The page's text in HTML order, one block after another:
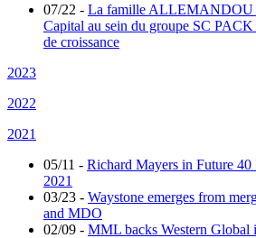
07/22 - La famille ALLEMANDOU
Capital au sein du groupe SC
de croissance
2023
2022
2021
05/11 - Richard Mayers in Future
2021
03/23 - Waystone emerges from
and MDO
02/09 - MML backs Western Global